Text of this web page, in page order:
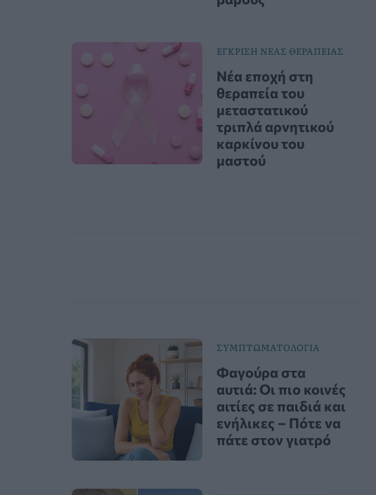
ΕΓΚΡΙΣΗ ΝΕΑΣ ΘΕΡΑΠΕΙΑΣ
Νέα εποχή στη
θεραπεία του
μεταστατικού
τριπλά αρνητικού
καρκίνου του
μαστού
ΣΥΜΠΤΩΜΑΤΟΛΟΓΙΑ
Φαγούρα στα
αυτιά: Οι πιο κοινές
αιτίες σε παιδιά και
ενήλικες – Πότε να
πάτε στον γιατρό